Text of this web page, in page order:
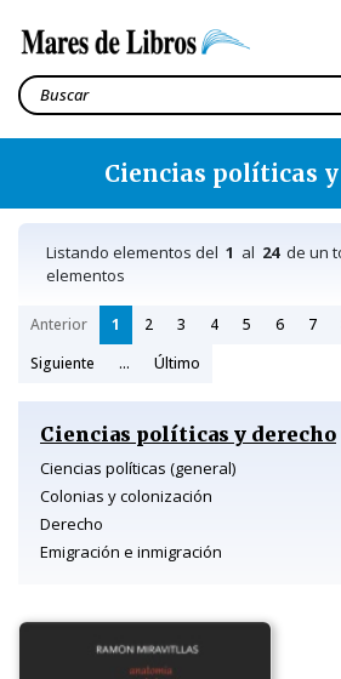
Ciencias políticas y
Listando elementos del 1 al 24de un
elementos
Anterior 1 2 3 4 5 6 7
Siguiente
... Último
Ciencias políticas y derecho
Ciencias políticas (general)
Colonias y colonización
Derecho
Emigración e inmigración